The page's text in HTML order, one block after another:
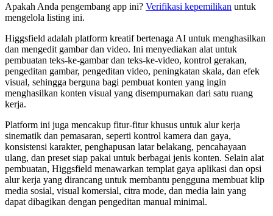
Apakah Anda pengembang app ini? Verifikasi kepemilikan untuk
mengelola listing ini.
Higgsfield adalah platform kreatif bertenaga AI untuk menghasilkan
dan mengedit gambar dan video. Ini menyediakan alat untuk
pembuatan teks-ke-gambar dan teks-ke-video, kontrol gerakan,
pengeditan gambar, pengeditan video, peningkatan skala, dan efek
visual, sehingga berguna bagi pembuat konten yang ingin
menghasilkan konten visual yang disempurnakan dari satu ruang
kerja.
Platform ini juga mencakup fitur-fitur khusus untuk alur kerja
sinematik dan pemasaran, seperti kontrol kamera dan gaya,
konsistensi karakter, penghapusan latar belakang, pencahayaan
ulang, dan preset siap pakai untuk berbagai jenis konten. Selain alat
pembuatan, Higgsfield menawarkan templat gaya aplikasi dan opsi
alur kerja yang dirancang untuk membantu pengguna membuat klip
media sosial, visual komersial, citra mode, dan media lain yang
dapat dibagikan dengan pengeditan manual minimal.